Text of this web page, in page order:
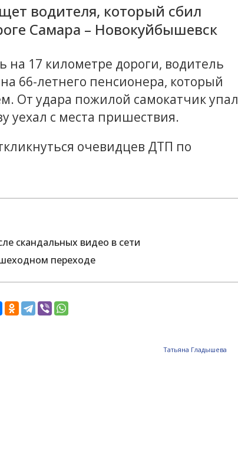
водителя, который сбил
Самара – Новокуйбышевск
17 километре дороги, водитель
66-летнего пенсионера, который
От удара пожилой самокатчик упал
уехал с места пришествия.
очевидцев ДТП по
скандальных видео в сети
переходе
Татьяна Гладышева